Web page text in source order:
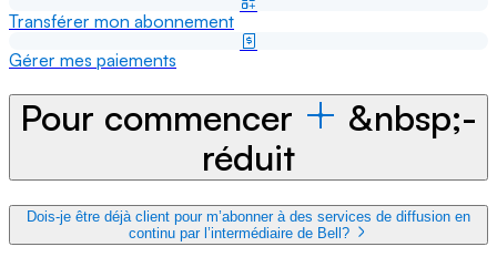
Transférer mon abonnement
Gérer mes paiements
Pour commencer
&nbsp;-
réduit
Dois-je être déjà client pour m’abonner à des services de diffusion en
continu par l’intermédiaire de Bell?